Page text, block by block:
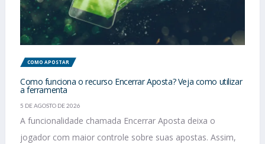
COMO APOSTAR
Como funciona o recurso Encerrar Aposta? Veja como utilizar
a ferramenta
5 DE AGOSTO DE 2026
A funcionalidade chamada Encerrar Aposta deixa o
jogador com maior controle sobre suas apostas. Assim,